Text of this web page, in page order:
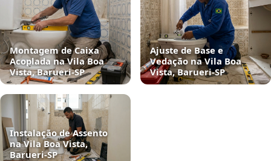
Montagem de Caixa
Acoplada na Vila Boa
Vista, Barueri‑SP
Ajuste de Base e
Vedação na Vila Boa
Vista, Barueri‑SP
Instalação de Assento
na Vila Boa Vista,
Barueri‑SP